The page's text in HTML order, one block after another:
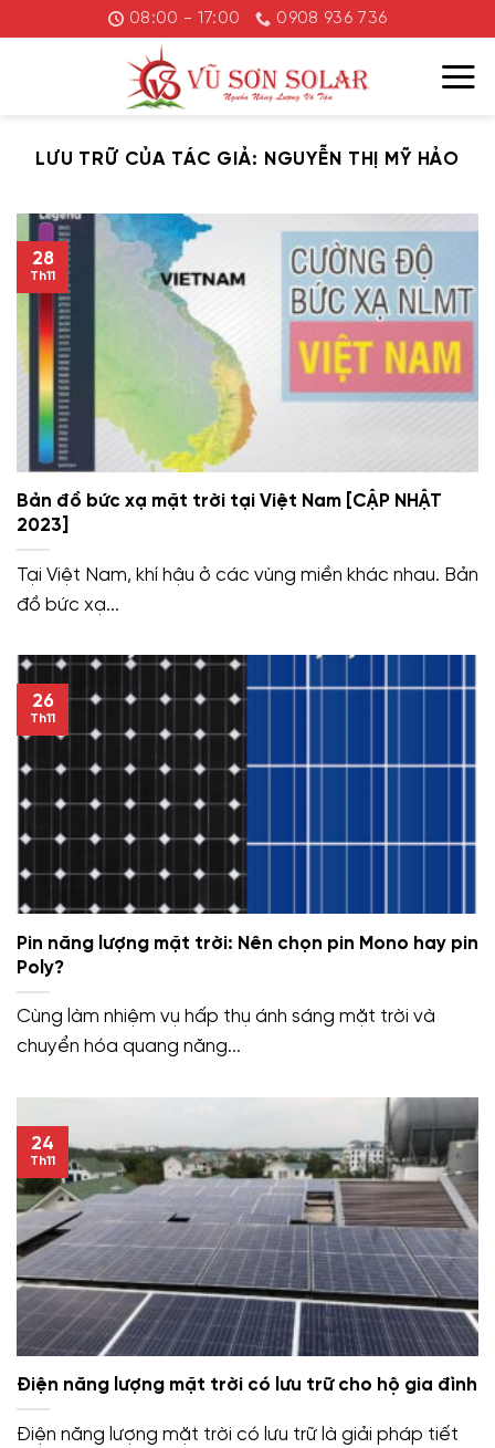
đến
08:00 - 17:00 0908 936 736
LƯU TRỮ CỦA TÁC GIẢ: NGUYỄN THỊ MỸ HẢO
Bản đồ bức xạ mặt trời tại Việt Nam [CẬP NHẬT
2023]
Tại Việt Nam, khí hậu ở các vùng miền khác nhau. Bản
đồ bức xạ...
28
Th11
Pin năng lượng mặt trời: Nên chọn pin Mono hay pin
Poly?
Cùng làm nhiệm vụ hấp thụ ánh sáng mặt trời và
chuyển hóa quang năng...
26
Th11
Điện năng lượng mặt trời có lưu trữ cho hộ gia đình
Điện năng lượng mặt trời có lưu trữ là giải pháp tiết
24
Th11